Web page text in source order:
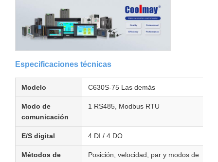
Especificaciones técnicas
Modelo C630S-75 Las demás
Modo de
comunicación
1 RS485, Modbus RTU
E/S digital 4 DI / 4 DO
Métodos de
Posición, velocidad, par y modos de